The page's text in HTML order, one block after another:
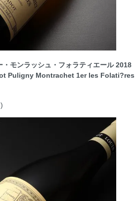
・モンラッシュ・フォラティエール 2018
Puligny Montrachet 1er les Folati?res